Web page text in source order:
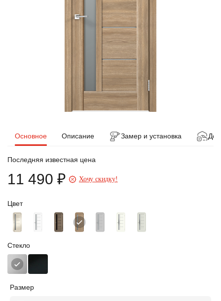
Основное Описание Замер и установка
Цвет
Стекло
Размер
Последняя известная цена
11 490 ₽ Хочу скидку!